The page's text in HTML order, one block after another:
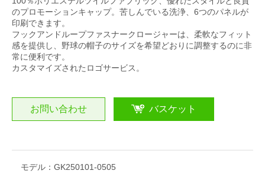
のプロモーションキャップ。苦しんでいる洗浄、6つのパネルが
印刷できます。
フックアンドループファスナークロージャーは、柔軟なフィット
感を提供し、野球の帽子のサイズを希望どおりに調整するのに非
常に便利です。
カスタマイズされたロゴサービス。
お問い合わせ バスケット
モデル： GK250101-0505